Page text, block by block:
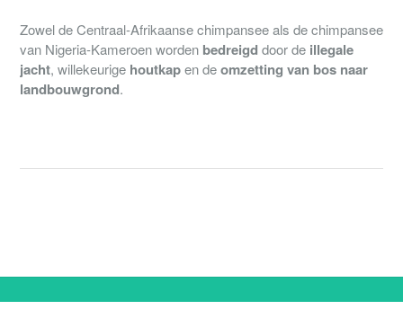
Zowel de Centraal-Afrikaanse chimpansee als de chimpansee
van Nigeria-Kameroen worden bedreigd door de illegale
jacht, willekeurige houtkapen deomzetting van bos naar
landbouwgrond.